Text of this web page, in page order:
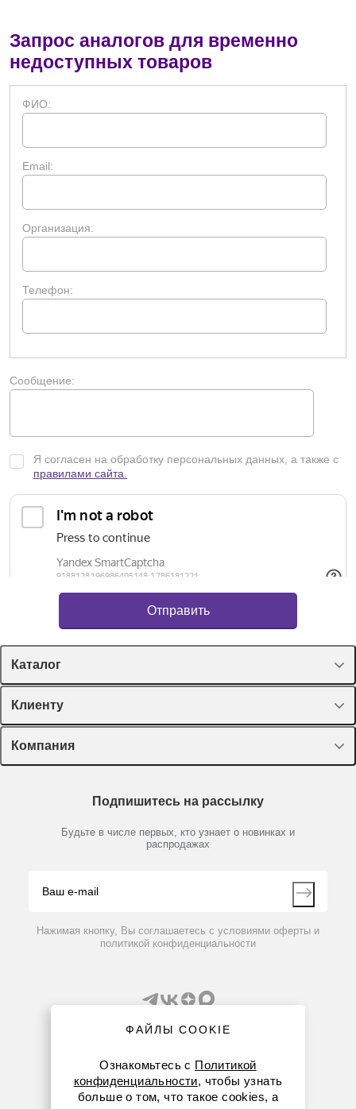
Запрос аналогов для временно
недоступных товаров
ФИО:
Email:
Организация:
Телефон:
Сообщение:
Я согласен на обработку персональных данных, а также с
правилами сайта.
Каталог
Спецпредложения
Оборудование, приборы
Пластик, стекло, принадлежности
Химические реактивы, препараты, наборы
Производители
Клиенту
Лекторий Диаэм
Доставка и оплата
Мобильное приложение
Компания
Партнеры
Контакты
Подпишитесь на рассылку
Будьте в числе первых, кто узнает о новинках и
распродажах
Нажимая кнопку, Вы соглашаетесь с условиями оферты и
политикой конфиденциальности
8 (800) 234-05-08
ФАЙЛЫ COOKIE
Ознакомьтесь с Политикой
конфиденциальности, чтобы узнать
больше о том, что такое cookies, а